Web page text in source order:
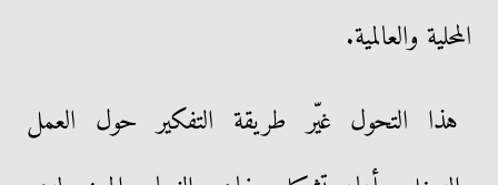
المحلية والعالمية.
هذا التحول غيّر طريقة التفكير حول العمل